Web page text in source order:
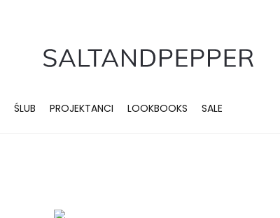
ŚLUB PROJEKTANCI LOOKBOOKS SALE